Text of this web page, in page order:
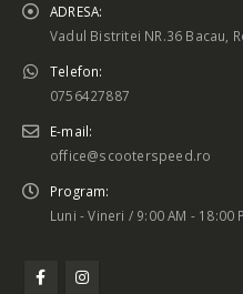
ADRESA:
Vadul Bistritei NR.36 Bacau,
Telefon:
0756427887
E-mail:
office@scooterspeed.ro
Program:
Luni - Vineri / 9:00 AM - 18:00